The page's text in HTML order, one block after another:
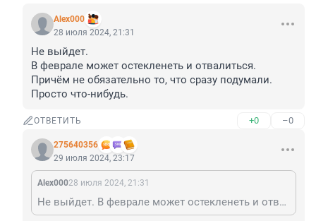
Alex000
28 июля 2024, 21:31
Не выйдет.
В феврале может остекленеть и отвалиться.
Причём не обязательно то, что сразу подумали.
Просто что-нибудь.
ОТВЕТИТЬ +0 –0
275640356
29 июля 2024, 23:17
Alex00028 июля 2024, 21:31
Не выйдет. В феврале может остекленеть и отвалиться. Причём не обязательно то, что сразу подумали. Просто что-нибудь.